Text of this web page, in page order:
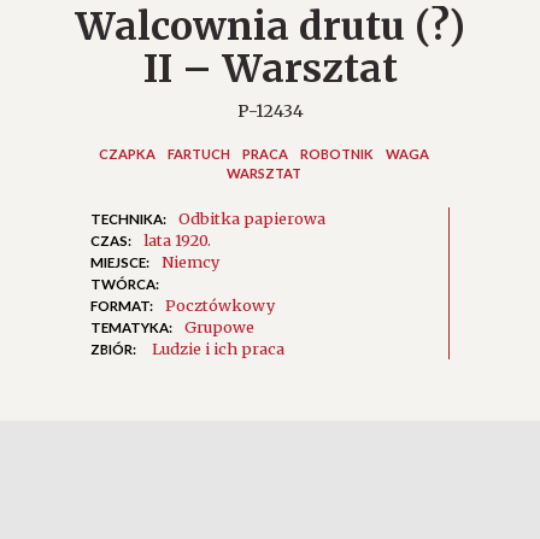
Walcownia drutu (?)
II – Warsztat
P-12434
CZAPKA FARTUCH PRACA ROBOTNIK
WAGA
WARSZTAT
TECHNIKA: Odbitka papierowa
CZAS: lata 1920.
MIEJSCE: Niemcy
TWÓRCA:
FORMAT:
Pocztówkowy
TEMATYKA: Grupowe
ZBIÓR: Ludzie i ich praca